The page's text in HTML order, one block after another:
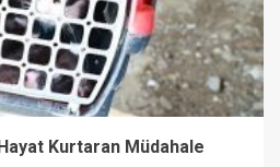
Hayat Kurtaran Müdahale